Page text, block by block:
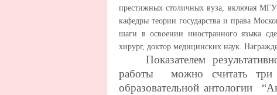
престижных столичных вуза, включая
кафедры теории государства и права
шаги в освоении иностранного языка
хирург, доктор медицинских наук.
Показателем
работы можно считать три
образовательной антологии